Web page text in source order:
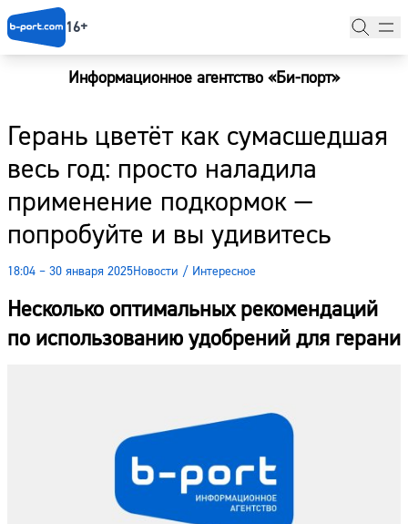
16+
Информационное агентство «Би-порт»
Герань цветёт как сумасшедшая
весь год: просто наладила
применение подкормок —
попробуйте и вы удивитесь
18:04 – 30 января 2025Новости / Интересное
Несколько оптимальных рекомендаций
по использованию удобрений для герани
Новости
Наши гости
Фоторепортажи
Погода
Курсы валют